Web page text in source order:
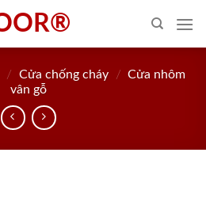
/ Cửa chống cháy / Cửa nhôm
vân gỗ